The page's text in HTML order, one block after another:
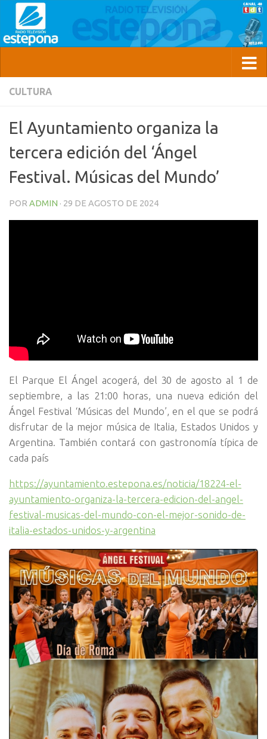
CULTURA
El Ayuntamiento organiza la
tercera edición del ‘Ángel
Festival. Músicas del Mundo’
POR ADMIN · 29 DE AGOSTO DE 2024
El Parque El Ángel acogerá, del 30 de agosto al 1 de
septiembre, a las 21:00 horas, una nueva edición del
Ángel Festival ‘Músicas del Mundo’, en el que se podrá
disfrutar de la mejor música de Italia, Estados Unidos y
Argentina. También contará con gastronomía típica de
cada país
https://ayuntamiento.estepona.es/noticia/18224-el-
ayuntamiento-organiza-la-tercera-edicion-del-angel-
festival-musicas-del-mundo-con-el-mejor-sonido-de-
italia-estados-unidos-y-argentina